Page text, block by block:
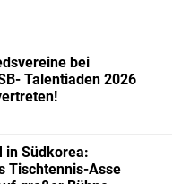
bei
Talentiaden 2026
in Südkorea:
Tischtennis-Asse